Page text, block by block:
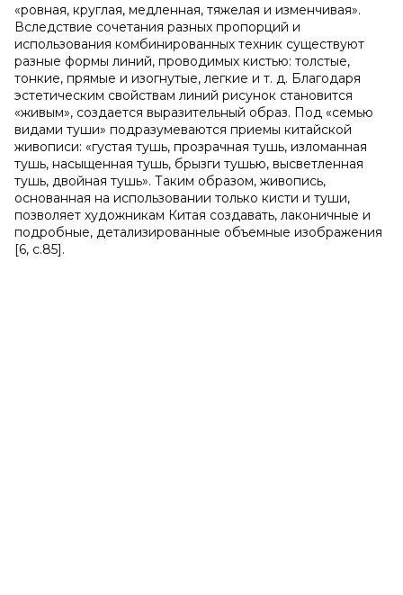
«ровная, круглая, медленная, тяжелая и изменчивая».
Вследствие сочетания разных пропорций и
использования комбинированных техник существуют
разные формы линий, проводимых кистью: толстые,
тонкие, прямые и изогнутые, легкие и т. д. Благодаря
эстетическим свойствам линий рисунок становится
«живым», создается выразительный образ. Под «семью
видами туши» подразумеваются приемы китайской
живописи: «густая тушь, прозрачная тушь, изломанная
тушь, насыщенная тушь, брызги тушью, высветленная
тушь, двойная тушь». Таким образом, живопись,
основанная на использовании только кисти и туши,
позволяет художникам Китая создавать, лаконичные и
подробные, детализированные объемные изображения
[6, с.85].